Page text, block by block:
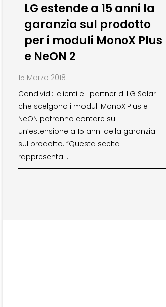
LG estende a 15 anni la
garanzia sul prodotto
per i moduli MonoX Plus
e NeON 2
15 Marzo 2018
Condividi:I clienti e i partner di LG Solar
che scelgono i moduli MonoX Plus e
NeON potranno contare su
un’estensione a 15 anni della garanzia
sul prodotto. “Questa scelta
rappresenta …